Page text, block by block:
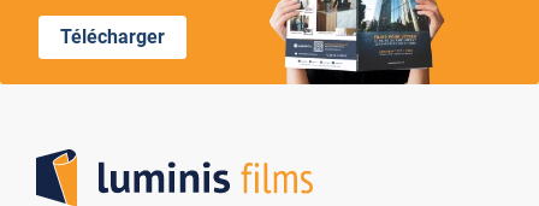
Télécharger